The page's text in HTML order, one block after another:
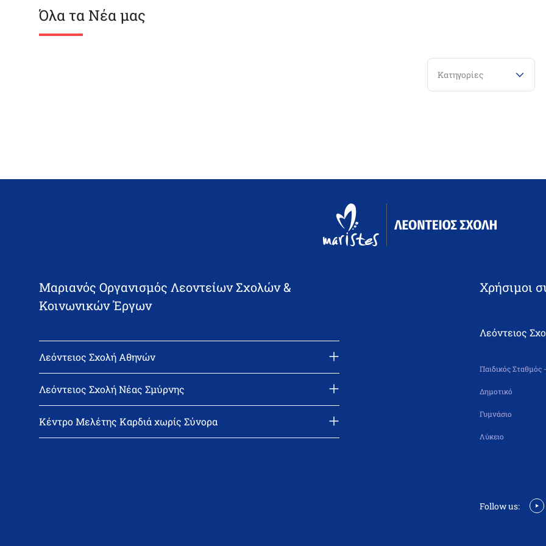
Όλα τα Νέα μας
Κατηγορίες
Μαριανός Οργανισμός Λεοντείων Σχολών &
Κοινωνικών Έργων
Λεόντειος Σχολή Αθηνών
email: l_leonin@leonteiosedu.gr
Λεόντειος Σχολή Νέας Σμύρνης
email: info@leonteiosns.gr
Κέντρο Μελέτης Καρδιά χωρίς Σύνορα
Χρήσιμοι
Λεόντειος
Παιδικός Σταθμός
Δημοτικό
Γυμνάσιο
Λύκειο
Follow us: